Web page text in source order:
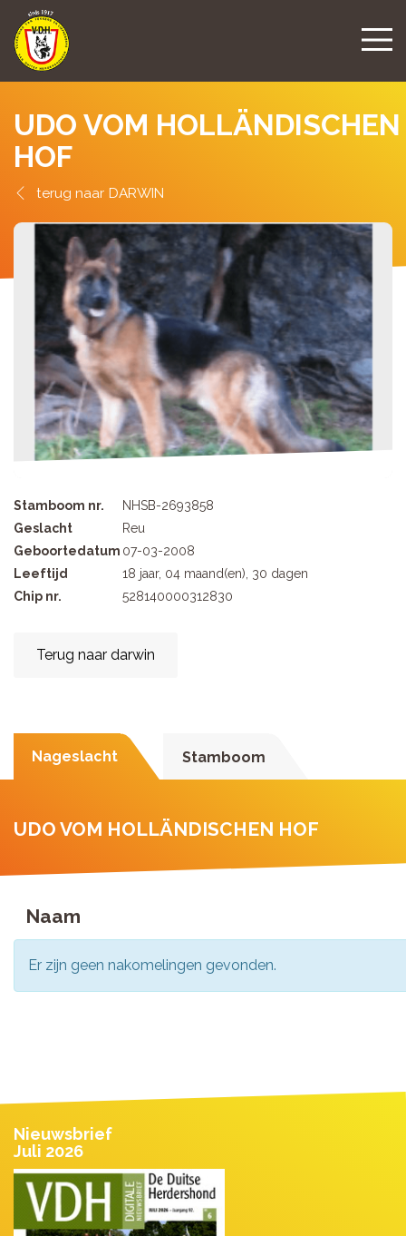
UDO VOM HOLLÄNDISCHEN
HOF
DARWIN
Stamboom nr.
NHSB-2693858
Geslacht
Reu
Geboortedatum 07-03-2008
Leeftijd
18 jaar, 04 maand(en), 30 dagen
Chip nr.
528140000312830
Terug naar darwin
Nageslacht Stamboom
UDO VOM HOLLÄNDISCHEN HOF
Naam
Er zijn geen nakomelingen gevonden.
Nieuwsbrief
Juli 2026